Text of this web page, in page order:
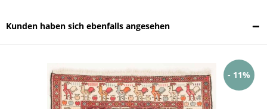
Kunden haben sich ebenfalls angesehen
- 11%